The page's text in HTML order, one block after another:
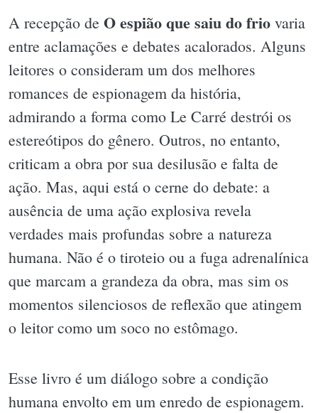
A recepção de O espião que saiu do frio varia
entre aclamações e debates acalorados. Alguns
leitores o consideram um dos melhores
romances de espionagem da história,
admirando a forma como Le Carré destrói os
estereótipos do gênero. Outros, no entanto,
criticam a obra por sua desilusão e falta de
ação. Mas, aqui está o cerne do debate: a
ausência de uma ação explosiva revela
verdades mais profundas sobre a natureza
humana. Não é o tiroteio ou a fuga adrenalínica
que marcam a grandeza da obra, mas sim os
momentos silenciosos de reflexão que atingem
o leitor como um soco no estômago.
Esse livro é um diálogo sobre a condição
humana envolto em um enredo de espionagem.